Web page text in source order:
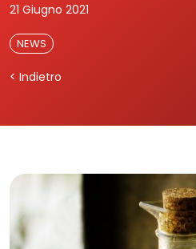
21 Giugno 2021
NEWS
< Indietro